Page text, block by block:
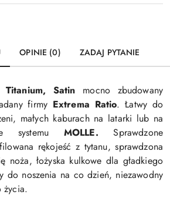
OPINIE (0) ZADAJ PYTANIE
Satin mocno zbudowany
firmy Extrema Ratio. Łatwy do
małych kaburach na latarki lub na
systemu MOLLE. Sprawdzone
rękojeść z tytanu, sprawdzona
noża, łożyska kulkowe dla gładkiego
do noszenia na co dzień, niezawodny
życia.